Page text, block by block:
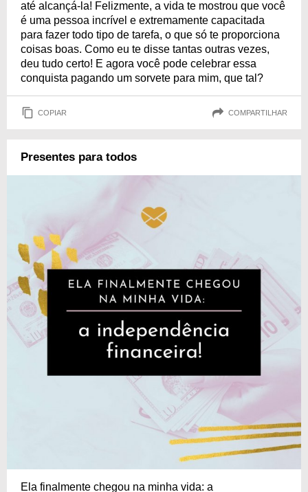
até alcançá-la! Felizmente, a vida te mostrou que você
é uma pessoa incrível e extremamente capacitada
para fazer todo tipo de tarefa, o que só te proporciona
coisas boas. Como eu te disse tantas outras vezes,
deu tudo certo! E agora você pode celebrar essa
conquista pagando um sorvete para mim, que tal?
COPIAR COMPARTILHAR
Presentes para todos
Ela finalmente chegou na minha vida: a